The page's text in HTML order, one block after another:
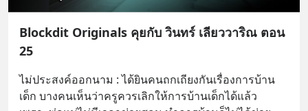
Blockdit Originals คุยกับ วินทร์ เลียววาริณ ตอน
25
ไม่ประสงค์ออกนาม : ได้ยินคนถกเถียงกันเรื่องการบ้าน
เด็ก บางคนเห็นว่าครูควรเลิกให้การบ้านเด็กได้แล้ว